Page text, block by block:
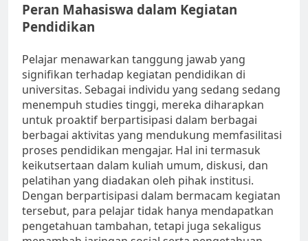
Peran Mahasiswa dalam Kegiatan
Pendidikan
Pelajar menawarkan tanggung jawab yang
signifikan terhadap kegiatan pendidikan di
universitas. Sebagai individu yang sedang sedang
menempuh studies tinggi, mereka diharapkan
untuk proaktif berpartisipasi dalam berbagai
berbagai aktivitas yang mendukung memfasilitasi
proses pendidikan mengajar. Hal ini termasuk
keikutsertaan dalam kuliah umum, diskusi, dan
pelatihan yang diadakan oleh pihak institusi.
Dengan berpartisipasi dalam bermacam kegiatan
tersebut, para pelajar tidak hanya mendapatkan
pengetahuan tambahan, tetapi juga sekaligus